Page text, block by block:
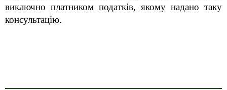
виключно платником податків, якому надано таку
консультацію.